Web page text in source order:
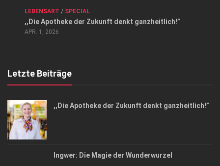
Datenschutzerklärung
Top Magazin Dresden / Ostsachsen
LEBENSART / SPECIAL
,,Die Apotheke der Zukunft denkt ganzheitlich!”
APR. 1, 2026
Letzte Beiträge
,,Die Apotheke der Zukunft denkt ganzheitlich!”
Ingwer: Die Magie der Wunderwurzel